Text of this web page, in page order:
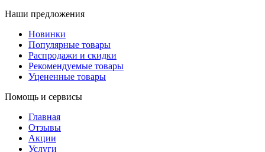
Наши предложения
Новинки
Популярные товары
Распродажи и скидки
Рекомендуемые товары
Уцененные товары
Помощь и сервисы
Главная
Отзывы
Акции
Услуги